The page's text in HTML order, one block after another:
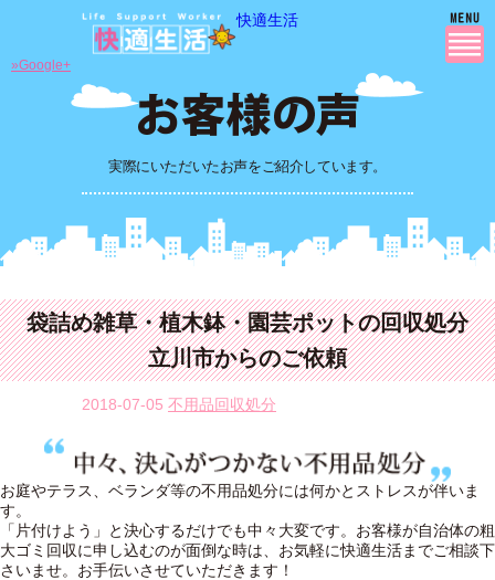
快適生活
実際にいただいたお声をご紹介しています。
»Google+
袋詰め雑草・植木鉢・園芸ポットの回収処分
立川市からのご依頼
2018-07-05 不用品回収処分
お庭やテラス、ベランダ等の不用品処分には何かとストレスが伴いま
す。
「片付けよう」と決心するだけでも中々大変です。お客様が自治体の粗
大ゴミ回収に申し込むのが面倒な時は、お気軽に快適生活までご相談下
さいませ。お手伝いさせていただきます！